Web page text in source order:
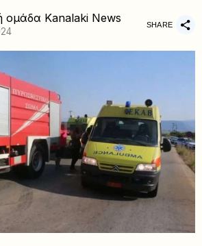
ομάδα Kanalaki News SHARE